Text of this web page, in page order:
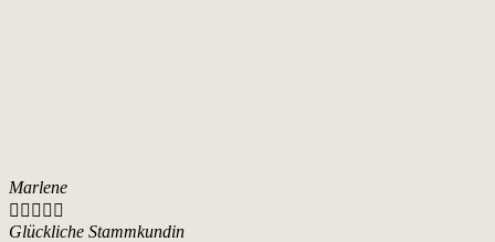
Marlene
    
Glückliche Stammkundin